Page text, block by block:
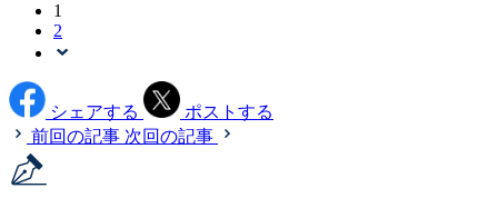
1
2
シェアする
ポストする
前回の記事 次回の記事